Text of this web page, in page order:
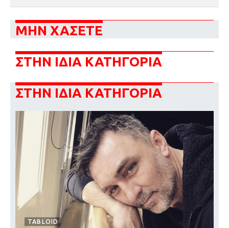
ΜΗΝ ΧΑΣΕΤΕ
ΣΤΗΝ ΙΔΙΑ ΚΑΤΗΓΟΡΙΑ
ΣΤΗΝ ΙΔΙΑ ΚΑΤΗΓΟΡΙΑ
TABLOID